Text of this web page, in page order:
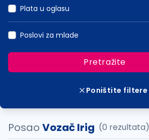
Plata u oglasu
Poslovi za mlade
Pretražite
Poništite filtere
Posao Vozač Irig (0 rezultata)